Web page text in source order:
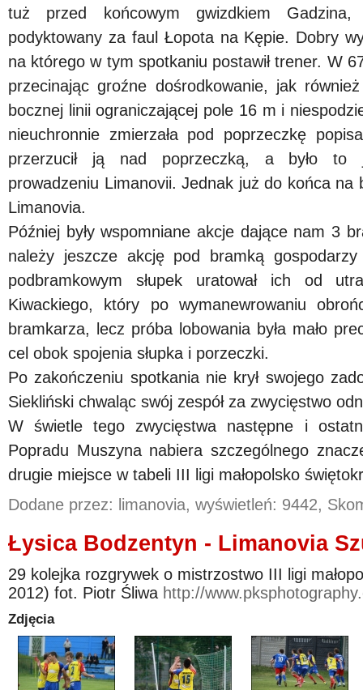
tuż przed końcowym gwizdkiem
podyktowany za faul Łopota na Kępie. Dobry
na którego w tym spotkaniu postawił trener. W
przecinając groźne dośrodkowanie, jak
bocznej linii ograniczającej pole 16 m i
nieuchronnie zmierzała pod poprzeczkę
przerzucił ją nad poprzeczką, a było to
prowadzeniu Limanovii. Jednak już do końca na
Limanovia.
Później były wspomniane akcje dające nam 3
należy jeszcze akcję pod bramką
podbramkowym słupek uratował ich od
Kiwackiego, który po wymanewrowaniu
bramkarza, lecz próba lobowania była mało
cel obok spojenia słupka i porzeczki.
Po zakończeniu spotkania nie krył swojego
Siekliński chwaląc swój zespół za zwycięstwo
W świetle tego zwycięstwa następne i
Popradu Muszyna nabiera szczególnego
drugie miejsce w tabeli III ligi małopolsko
Dodane przez: limanovia, wyświetleń: 9442,
Łysica Bodzentyn - Limanovia
29 kolejka rozgrywek o mistrzostwo III ligi
2012) fot. Piotr Śliwa http://
Zdjęcia